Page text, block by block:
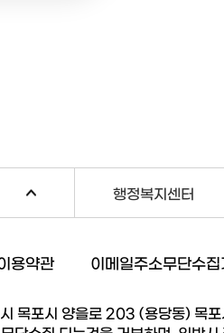
행정복지센터
용약관 이메일주소무단수집
목포시 양을로 203 (용당동)